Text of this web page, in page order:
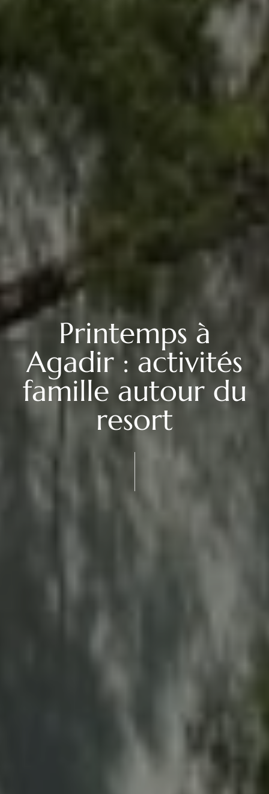
Printemps à
Agadir : activités
famille autour du
resort